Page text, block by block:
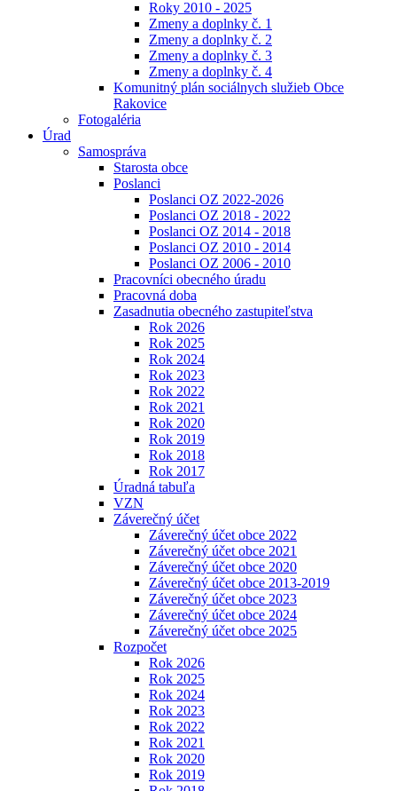
Roky 2010 - 2025
Zmeny a doplnky č. 1
Zmeny a doplnky č. 2
Zmeny a doplnky č. 3
Zmeny a doplnky č. 4
Komunitný plán sociálnych služieb Obce
Rakovice
Fotogaléria
Úrad
Samospráva
Starosta obce
Poslanci
Poslanci OZ 2022-2026
Poslanci OZ 2018 - 2022
Poslanci OZ 2014 - 2018
Poslanci OZ 2010 - 2014
Poslanci OZ 2006 - 2010
Pracovníci obecného úradu
Pracovná doba
Zasadnutia obecného zastupiteľstva
Rok 2026
Rok 2025
Rok 2024
Rok 2023
Rok 2022
Rok 2021
Rok 2020
Rok 2019
Rok 2018
Rok 2017
Úradná tabuľa
VZN
Záverečný účet
Záverečný účet obce 2022
Záverečný účet obce 2021
Záverečný účet obce 2020
Záverečný účet obce 2013-2019
Záverečný účet obce 2023
Záverečný účet obce 2024
Záverečný účet obce 2025
Rozpočet
Rok 2026
Rok 2025
Rok 2024
Rok 2023
Rok 2022
Rok 2021
Rok 2020
Rok 2019